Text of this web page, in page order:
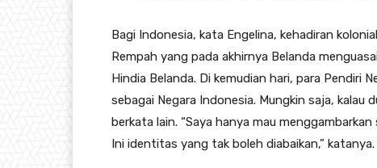
Bagi Indonesia, kata Engelina, kehadiran
Rempah yang pada akhirnya Belanda
Hindia Belanda. Di kemudian hari, para Pendiri
sebagai Negara Indonesia. Mungkin saja, kalau
berkata lain. “Saya hanya mau
Ini identitas yang tak boleh diabaikan,” katanya.